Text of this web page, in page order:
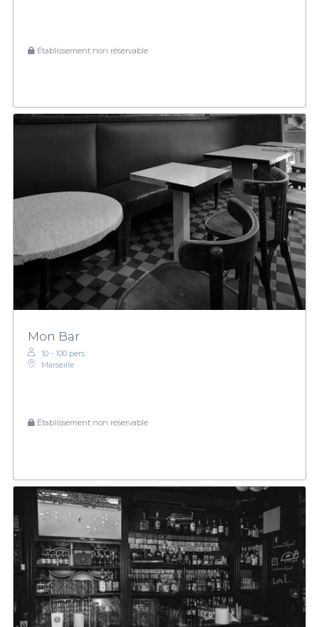
Établissement non réservable
Mon Bar
10 - 100 pers.
Marseille
Établissement non réservable